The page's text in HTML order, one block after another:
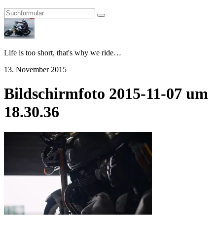
Search
Pit's
Blog
Life is too short, that's why we ride…
13. November 2015
Bildschirmfoto 2015-11-07 um
18.30.36